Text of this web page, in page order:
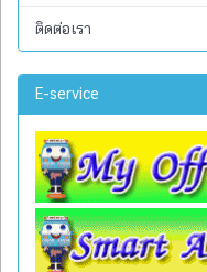
ติดต่อเรา
E-service